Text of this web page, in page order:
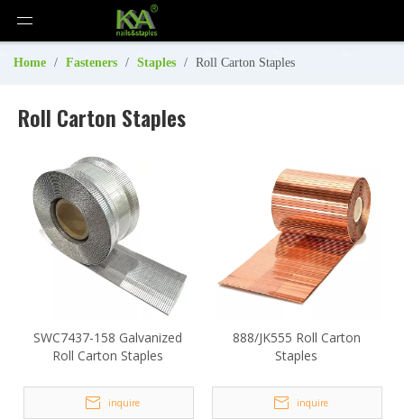
Home / Fasteners / Staples / Roll Carton Staples
Roll Carton Staples
SWC7437-158 Galvanized
Roll Carton Staples
inquire
888/JK555 Roll Carton
Staples
inquire